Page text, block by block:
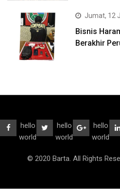
Jumat, 12
Bisnis
Berakhir
hello
world
hello
world
hello
world
© 2020 Barta. All Rights